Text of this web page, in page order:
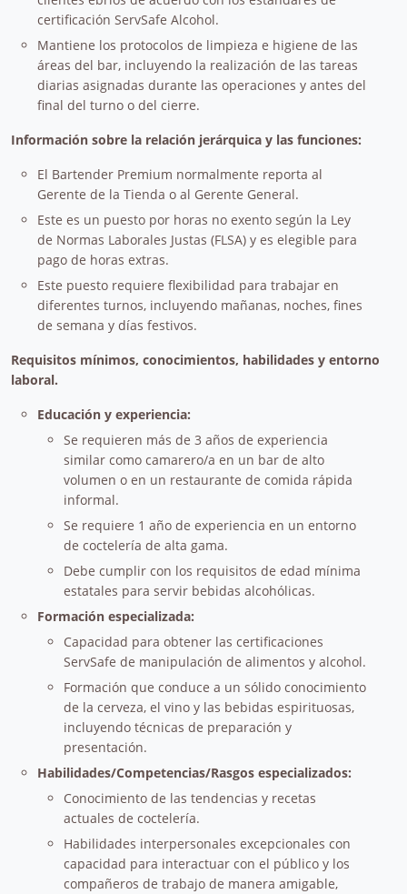
certificación ServSafe Alcohol.
Mantiene los protocolos de limpieza e higiene de las
áreas del bar, incluyendo la realización de las tareas
diarias asignadas durante las operaciones y antes del
final del turno o del cierre.
Información sobre la relación jerárquica y las funciones:
El Bartender Premium normalmente reporta al
Gerente de la Tienda o al Gerente General.
Este es un puesto por horas no exento según la Ley
de Normas Laborales Justas (FLSA) y es elegible para
pago de horas extras.
Este puesto requiere flexibilidad para trabajar en
diferentes turnos, incluyendo mañanas, noches, fines
de semana y días festivos.
Requisitos mínimos, conocimientos, habilidades y entorno
laboral.
Educación y experiencia:
Se requieren más de 3 años de experiencia
similar como camarero/a en un bar de alto
volumen o en un restaurante de comida rápida
informal.
Se requiere 1 año de experiencia en un entorno
de coctelería de alta gama.
Debe cumplir con los requisitos de edad mínima
estatales para servir bebidas alcohólicas.
Formación especializada:
Capacidad para obtener las certificaciones
ServSafe de manipulación de alimentos y alcohol.
Formación que conduce a un sólido conocimiento
de la cerveza, el vino y las bebidas espirituosas,
incluyendo técnicas de preparación y
presentación.
Habilidades/Competencias/Rasgos especializados:
Conocimiento de las tendencias y recetas
actuales de coctelería.
Habilidades interpersonales excepcionales con
capacidad para interactuar con el público y los
compañeros de trabajo de manera amigable,